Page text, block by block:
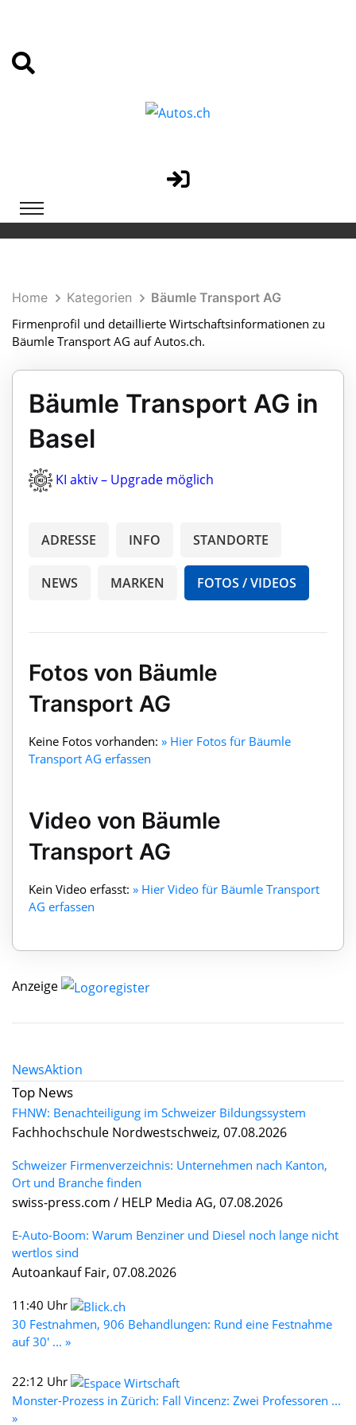
Home Kategorien
Bäumle Transport AG
Firmenprofil und detaillierte Wirtschaftsinformationen zu
Bäumle Transport AG auf Autos.ch.
Bäumle Transport AG in
Basel
KI aktiv – Upgrade möglich
ADRESSE INFO STANDORTE
NEWS MARKEN FOTOS / VIDEOS
Fotos von Bäumle
Transport AG
Keine Fotos vorhanden: » Hier Fotos für Bäumle
Transport AG erfassen
Video von Bäumle
Transport AG
Kein Video erfasst: » Hier Video für Bäumle Transport
AG erfassen
Anzeige
NewsAktion
Top News
FHNW: Benachteiligung im Schweizer Bildungssystem
Fachhochschule Nordwestschweiz, 07.08.2026
Schweizer Firmenverzeichnis: Unternehmen nach Kanton,
Ort und Branche finden
swiss-press.com / HELP Media AG, 07.08.2026
E-Auto-Boom: Warum Benziner und Diesel noch lange nicht
wertlos sind
Autoankauf Fair, 07.08.2026
11:40 Uhr
30 Festnahmen, 906 Behandlungen: Rund eine Festnahme
auf 30' ... »
22:12 Uhr
Monster-Prozess in Zürich: Fall Vincenz: Zwei Professoren ...
»